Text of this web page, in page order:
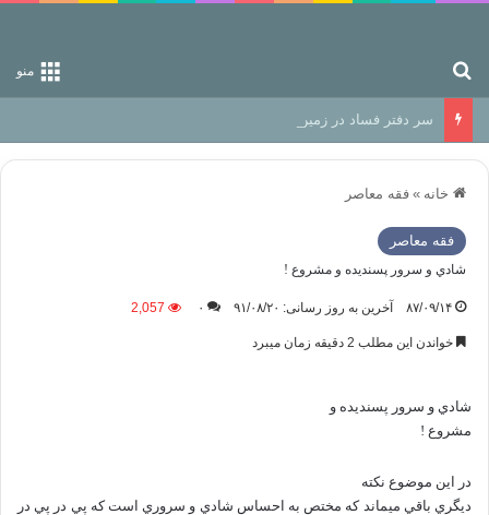
منو
سر دفتر فساد در زمین‌، دوری وکناره‌گیری از راه خداست‌!
خانه » فقه معاصر
فقه معاصر
شادي و سرور پسنديده و مشروع !
۸۷/۰۹/۱۴ آخرین به روز رسانی: ۹۱/۰۸/۲۰ ۰ 2,057
خواندن این مطلب 2 دقیقه زمان میبرد
شادي و سرور پسنديده و
مشروع !
در اين موضوع نكته
ديگري باقي ميماند كه مختص به احساس شادي و سروري است كه پي در پي در